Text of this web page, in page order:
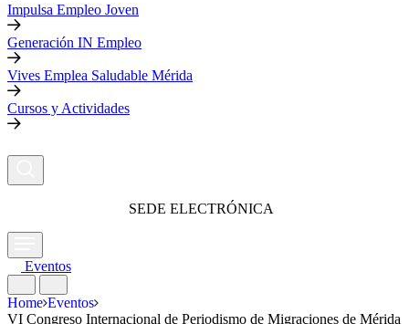
Impulsa Empleo Joven
Generación IN Empleo
Vives Emplea Saludable Mérida
Cursos y Actividades
SEDE ELECTRÓNICA
Eventos
Home Eventos
VI Congreso Internacional de Periodismo de Migraciones de Mérida